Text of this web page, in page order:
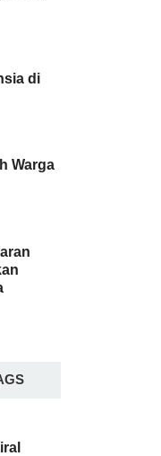
di
Warga